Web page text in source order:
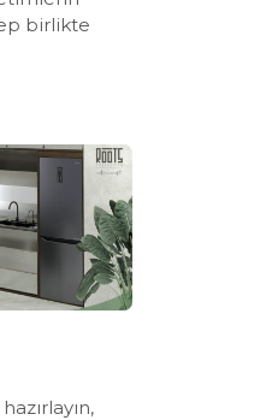
birlikte